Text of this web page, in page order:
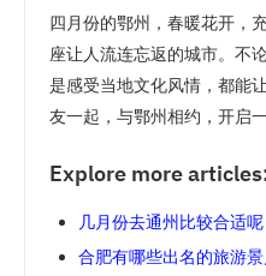
四月份的鄂州，春暖花开，
座让人流连忘返的城市。不
是感受当地文化风情，都能
友一起，与鄂州相约，开启
Explore more
几月份去通州比较合适呢
合肥有哪些出名的旅游